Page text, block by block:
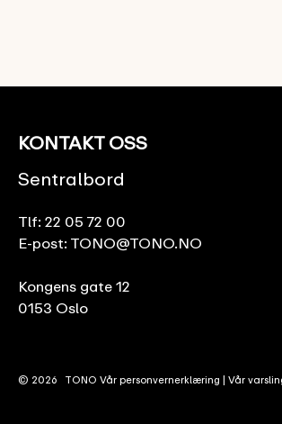
KONTAKT OSS
Sentralbord
Tlf: 22 05 72 00
E-post: TONO@TONO.NO
Kongens gate 12
0153 Oslo
© 2026 TONO Vår personvernerklæring | Vår